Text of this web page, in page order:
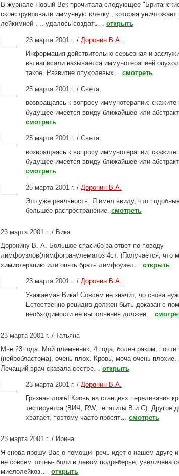
В журнале Новый Век прочитала следующее
сконструировали иммунную клетку , которая
лейкимией . .. удалось создать… открыть
23 марта 2001 г. / Доронин В.А.
Информация действительно серьезная и
вы написали называется иммунотерапией
такое. Развитие опухолевых… смотреть
25 марта 2001 г. / Света
возвращаясь к вопросу иммунотерапии: скажите
будущее имеется ввиду ближайшее или
смотреть
25 марта 2001 г. / Света
возвращаясь к вопросу иммунотерапии: скажите
будущее имеется ввиду ближайшее или
смотреть
25 марта 2001 г. / Доронин В.А.
Это уже реальность. Я имел ввиду, что
большее распространение. смотреть
23 марта 2001 г. / Вика
Доронину В. А. Большое спасибо за ответ по поводу
лимфоузлов(лимфогранулематоз 4ст. )Получается, что
химиотерапию или опять брать лимфоузел… открыть
23 марта 2001 г. / Доронин В.А.
Уважаемая Вика! Совсем не значит, чо снова
Естественно рецидив должен быть доказан с
необходимости ее выполнения должен…
23 марта 2001 г. / Татьяна
Мне 23 года. Мой племянник, 4 года, болен раком, почти
(нейробластома), очень плох. Кровь, моча очень
Лечащий врач сказала сестре… открыть
23 марта 2001 г. / Доронин В.А.
Грязная ложь! Кровь на станциях переливания
тестируется (ВИЧ, RW, гепатиты В и С). Другое
хватает, поэтому часто просят… смотреть
23 марта 2001 г. / Ирина
Я снова прошу Вас о помощи- речь идет о нашем друге
не совсем точны- боли в левом подреберье, увеличена
миелолейкоз.… открыть